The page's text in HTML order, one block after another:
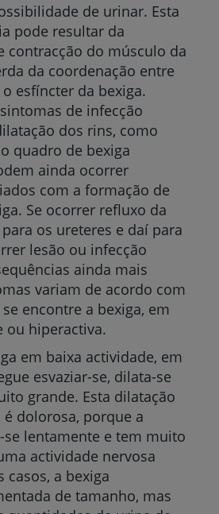
de urinar. Esta
pode resultar da
contracção do músculo da
da coordenação entre
esfíncter da bexiga.
de infecção
dos rins, como
quadro de bexiga
ainda ocorrer
com a formação de
Se ocorrer refluxo da
os ureteres e daí para
lesão ou infecção
ainda mais
variam de acordo com
encontre a bexiga, em
ou hiperactiva.
em baixa actividade, em
esvaziar-se, dilata-se
grande. Esta dilatação
dolorosa, porque a
se lentamente e tem muito
actividade nervosa
casos, a bexiga
de tamanho, mas